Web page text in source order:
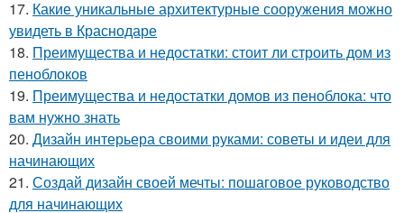
17. Какие уникальные архитектурные сооружения можно
увидеть в Краснодаре
18. Преимущества и недостатки: стоит ли строить дом из
пеноблоков
19. Преимущества и недостатки домов из пеноблока: что
вам нужно знать
20. Дизайн интерьера своими руками: советы и идеи для
начинающих
21. Создай дизайн своей мечты: пошаговое руководство
для начинающих